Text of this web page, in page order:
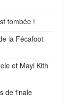
tombée !
la Fécafoot
et Mayi Kith
de finale